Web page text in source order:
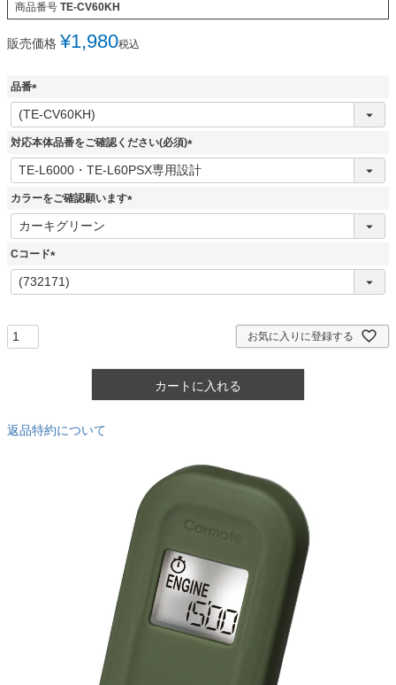
商品番号 TE-CV60KH
販売価格 ¥1,980税込
品番
(
必
須
対応本体品番をご確認ください(必須)
(
必
カラーをご確認願います
(
Cコード
(
必
お気に入りに登録する
カートに入れる
返品特約について